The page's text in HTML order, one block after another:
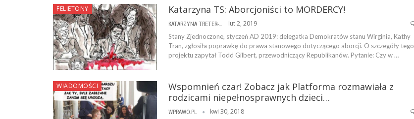
FELIETONY Katarzyna TS: Aborcjoniści to MORDERCY!
lut 2, 2019
Stany Zjednoczone, styczeń AD 2019: delegatka Demokratów stanu Wirginia, Kathy
Tran, zgłosiła poprawkę do prawa stanowego dotyczącego aborcji. O szczegóły tego
projektu zapytał Todd Gilbert, przewodniczący Republikanów. Pytanie: Czy w …
WIADOMOŚCI
Wspomnień czar! Zobacz jak Platforma rozmawiała z
rodzicami niepełnosprawnych dzieci…
WPRAWO.PL kwi 30, 2018